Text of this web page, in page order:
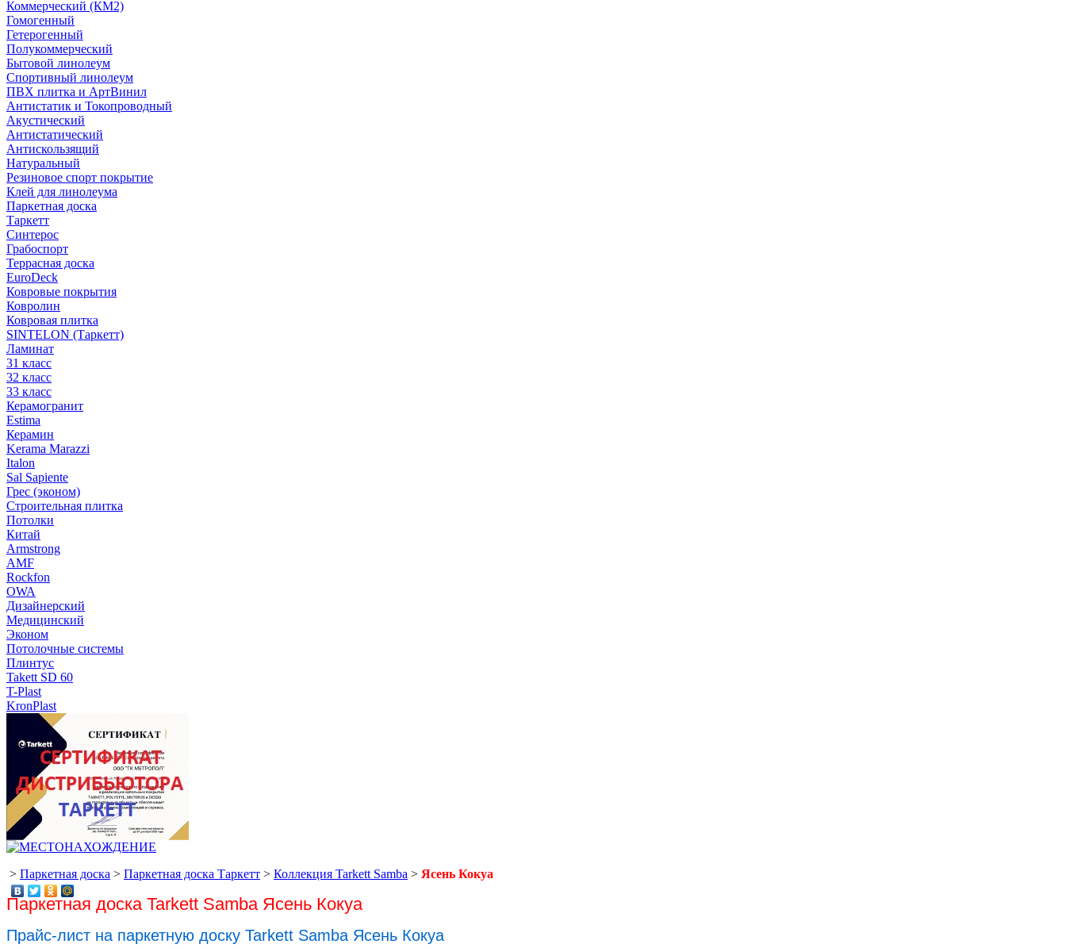
Коммерческий (КМ2)
Гомогенный
Гетерогенный
Полукоммерческий
Бытовой линолеум
Спортивный линолеум
ПВХ плитка и АртВинил
Антистатик и Токопроводный
Акустический
Антистатический
Антискользящий
Натуральный
Резиновое спорт покрытие
Клей для линолеума
Паркетная доска
Таркетт
Синтерос
Грабоспорт
Террасная доска
EuroDeck
Ковровые покрытия
Ковролин
Ковровая плитка
SINTELON (Таркетт)
Ламинат
31 класс
32 класс
33 класс
Керамогранит
Estima
Керамин
Kerama Marazzi
Italon
Sal Sapiente
Грес (эконом)
Строительная плитка
Потолки
Китай
Armstrong
AMF
Rockfon
OWA
Дизайнерский
Медицинский
Эконом
Потолочные системы
Плинтус
Takett SD 60
T-Plast
KronPlast
> Паркетная доска > Паркетная доска Таркетт > Коллекция Tarkett Samba > Ясень Кокуа
Паркетная доска Tarkett Samba Ясень Кокуа
Прайс-лист на паркетную доску Tarkett Samba Ясень Кокуа